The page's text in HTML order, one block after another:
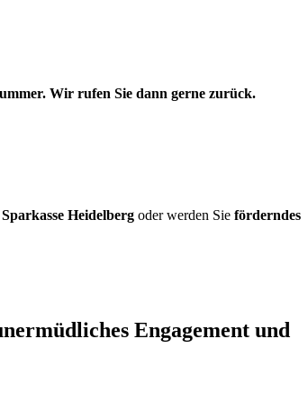
Wir rufen Sie dann gerne zurück.
Sparkasse Heidelberg oder werden Sie förderndes
Engagement und